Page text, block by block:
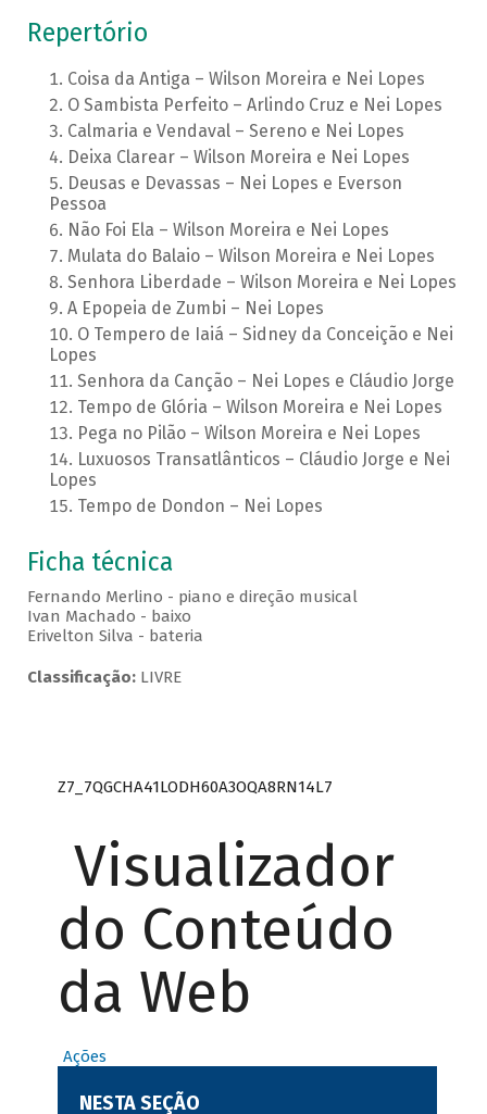
Repertório
Coisa da Antiga – Wilson Moreira e Nei Lopes
O Sambista Perfeito – Arlindo Cruz e Nei Lopes
Calmaria e Vendaval – Sereno e Nei Lopes
Deixa Clarear – Wilson Moreira e Nei Lopes
Deusas e Devassas – Nei Lopes e Everson
Pessoa
Não Foi Ela – Wilson Moreira e Nei Lopes
Mulata do Balaio – Wilson Moreira e Nei Lopes
Senhora Liberdade – Wilson Moreira e Nei Lopes
A Epopeia de Zumbi – Nei Lopes
O Tempero de Iaiá – Sidney da Conceição e Nei
Lopes
Senhora da Canção – Nei Lopes e Cláudio Jorge
Tempo de Glória – Wilson Moreira e Nei Lopes
Pega no Pilão – Wilson Moreira e Nei Lopes
Luxuosos Transatlânticos – Cláudio Jorge e Nei
Lopes
Tempo de Dondon – Nei Lopes
Ficha técnica
Fernando Merlino - piano e direção musical
Ivan Machado - baixo
Erivelton Silva - bateria
Classificação:LIVRE
Z7_7QGCHA41LODH60A3OQA8RN14L7
Visualizador
do Conteúdo
da Web
Ações
NESTA SEÇÃO